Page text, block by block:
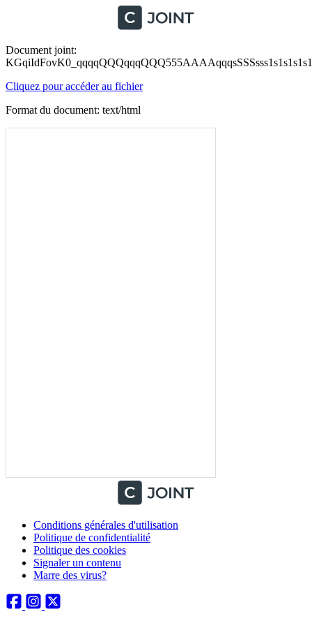
Document joint:
Cliquez pour accéder au fichier
Format du document: text/html
Conditions générales d'utilisation
Politique de confidentialité
Politique des cookies
Signaler un contenu
Marre des virus?